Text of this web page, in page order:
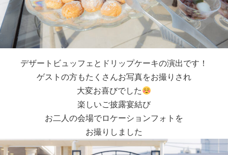
デザートビュッフェとドリップケーキの演出です！
ゲストの方もたくさんお写真をお撮りされ
大変お喜びでした
楽しいご披露宴結び
お二人の会場でロケーションフォトを
お撮りしました